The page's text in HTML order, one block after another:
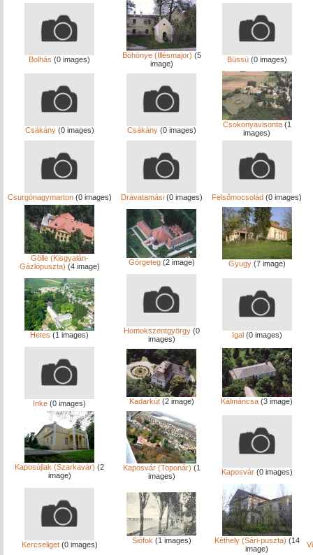
Bolhás (0 images) Böhönye (Illésmajor) (5
image)
Büssü(0 images)
Csákány(0 images) Csákány(0 images)
Csokonyavisonta(1
images)
Csurgónagymarton(0 images) Drávatamási(0 images) Felsőmocsolád (0 images)
Gölle (Kisgyalán-
Gázlópuszta) (4 image) Görgeteg(2 image) Gyugy(7 image)
Hetes (1 images) Homokszentgyörgy(0
images)
Igal(0 images)
Inke (0 images) Kadarkút(2 image) Kálmáncsa (3 image)
Kaposújlak (Szarkavár) (2
image)
Kaposvár (Toponár) (1
images)
Kaposvár(0 images)
Kercseliget(0 images) Siófok (1 images) Kéthely (Sári-puszta) (14
image)